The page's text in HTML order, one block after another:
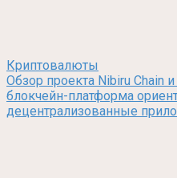
Криптовалюты
Обзор проекта Nibiru Chain
блокчейн-платформа
децентрализованные